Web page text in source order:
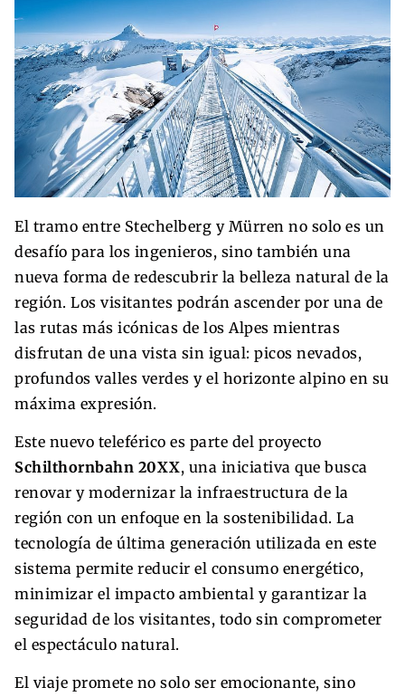
El tramo entre Stechelberg y Mürren no solo es un
desafío para los ingenieros, sino también una
nueva forma de redescubrir la belleza natural de la
región. Los visitantes podrán ascender por una de
las rutas más icónicas de los Alpes mientras
disfrutan de una vista sin igual: picos nevados,
profundos valles verdes y el horizonte alpino en su
máxima expresión.
Este nuevo teleférico es parte del proyecto
Schilthornbahn 20XX, una iniciativa que busca
renovar y modernizar la infraestructura de la
región con un enfoque en la sostenibilidad. La
tecnología de última generación utilizada en este
sistema permite reducir el consumo energético,
minimizar el impacto ambiental y garantizar la
seguridad de los visitantes, todo sin comprometer
el espectáculo natural.
El viaje promete no solo ser emocionante, sino